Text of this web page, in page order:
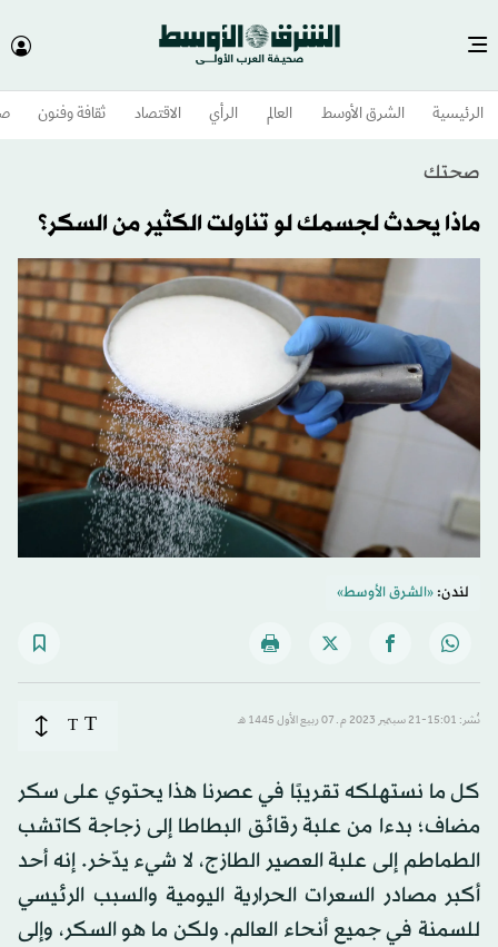
الرئيسية الشرق الأوسط​ العالم الرأي الاقتصاد ثقافة وفنون
صحتك
ماذا يحدث لجسمك لو تناولت الكثير من السكر؟
لندن:«الشرق الأوسط»
نُشر: 15:01-21 سبتمبر 2023 م ـ 07 ربيع الأول 1445 هـ T
T
كل ما نستهلكه تقريبًا في عصرنا هذا يحتوي على سكر
مضاف؛ بدءا من علبة رقائق البطاطا إلى زجاجة كاتشب
الطماطم إلى علبة العصير الطازج، لا شيء يدّخر. إنه أحد
أكبر مصادر السعرات الحرارية اليومية والسبب الرئيسي
للسمنة في جميع أنحاء العالم. ولكن ما هو السكر، وإلى